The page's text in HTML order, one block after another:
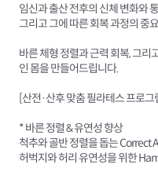
임신과 출산 전후의 신체 변화와
그리고 그에 따른 회복 과정의 중
바른 체형 정렬과 근력 회복, 그리
인 몸을 만들어드립니다.
[산전·산후 맞춤 필라테스 프로그
* 바른 정렬 & 유연성 향상
척추와 골반 정렬을 돕는 Correct
허벅지와 허리 유연성을 위한